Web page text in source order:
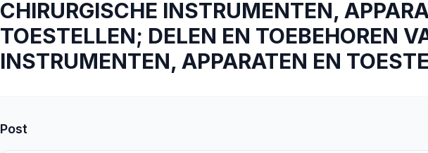
CHIRURGISCHE INSTRUMENTEN,
TOESTELLEN; DELEN EN TOEBEHOREN
INSTRUMENTEN, APPARATEN EN
Post